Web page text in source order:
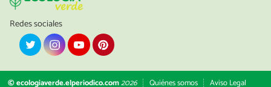
Redes sociales
© ecologiaverde.elperiodico.com2026 Quiénes somos Aviso Legal